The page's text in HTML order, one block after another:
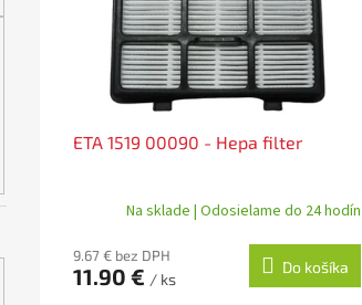
ETA 1519 00090 - Hepa filter
Na sklade | Odosielame do 24 hodín
9.67 € bez DPH
11.90 € / ks
Do košíka